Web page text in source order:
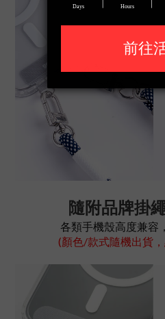
隨附品牌掛
各類手機殼高度兼容
(顏色/款式隨機出貨